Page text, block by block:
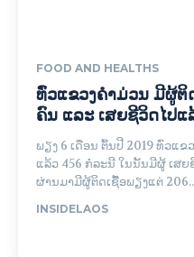
FOOD AND HEALTHS
ທົ່ວແຂວງຄຳມ່ວນ ມີຜູ້ຕິ
ຄົນ ແລະ ເສຍຊີວິດໄປແ
ພຽງ 6 ເດືອນ ຕົ້ນປີ 2019 ທົ່ວແ
ແລ້ວ 456 ກໍລະນີ ໃນນັ້ນມີຜູ້ ເສ
ຜ່ານມາມີຜູ້ຕິດເຊື້ອພຽງແຕ່
INSIDELAOS